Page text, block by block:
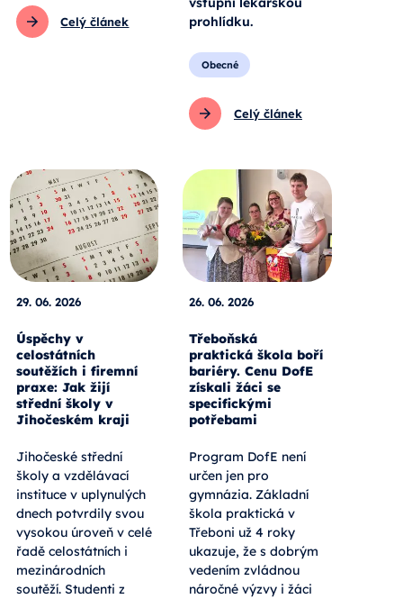
Celý článek
prohlídku.
Obecné
Celý článek
29. 06. 2026
Úspěchy v
celostátních
soutěžích i firemní
praxe: Jak žijí
střední školy v
Jihočeském kraji
Jihočeské střední
školy a vzdělávací
instituce v uplynulých
dnech potvrdily svou
vysokou úroveň v celé
řadě celostátních i
mezinárodních
soutěží. Studenti z
26. 06. 2026
Třeboňská
praktická škola boří
bariéry. Cenu DofE
získali žáci se
specifickými
potřebami
Program DofE není
určen jen pro
gymnázia. Základní
škola praktická v
Třeboni už 4 roky
ukazuje, že s dobrým
vedením zvládnou
náročné výzvy i žáci